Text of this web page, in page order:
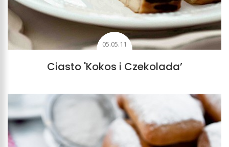
05.05.11
Ciasto 'Kokos i Czekolada’